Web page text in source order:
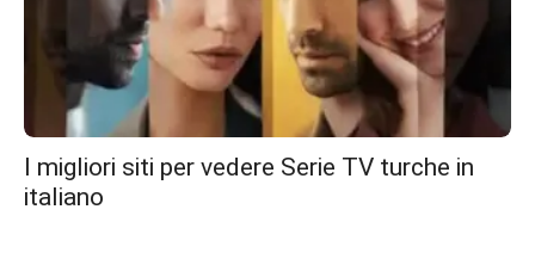
I migliori siti per vedere Serie TV turche in
italiano